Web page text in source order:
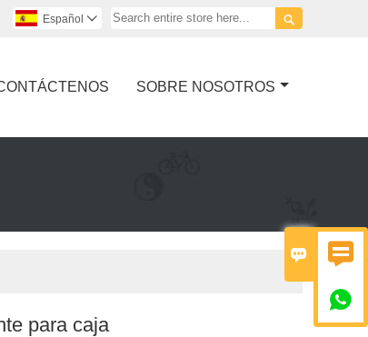
 


Español 
SOBRE NOSOTROS
para caja